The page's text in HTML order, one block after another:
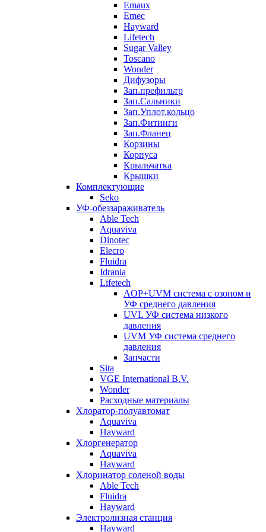
Emaux
Emec
Hayward
Lifetech
Sugar Valley
Toscano
Wonder
Дифузоры
Зап.префильтр
Зап.Сальники
Зап.Уплот.кольцо
Зап.Фитинги
Зап.Фланец
Корзины
Корпуcа
Крыльчатка
Крышки
Комплектующие
Seko
УФ-обеззараживатель
Able Tech
Aquaviva
Dinotec
Elecro
Fluidra
Idrania
Lifetech
AOP+UVM система с озоном и
УФ среднего давления
UVL УФ система низкого
давления
UVM УФ система среднего
давления
Запчасти
Sita
VGE International B.V.
Wonder
Расходные материалы
Хлоратор-полуавтомат
Aquaviva
Hayward
Хлоргенератор
Aquaviva
Hayward
Хлоринатор соленой воды
Able Tech
Fluidra
Hayward
Электролизная станция
Hayward